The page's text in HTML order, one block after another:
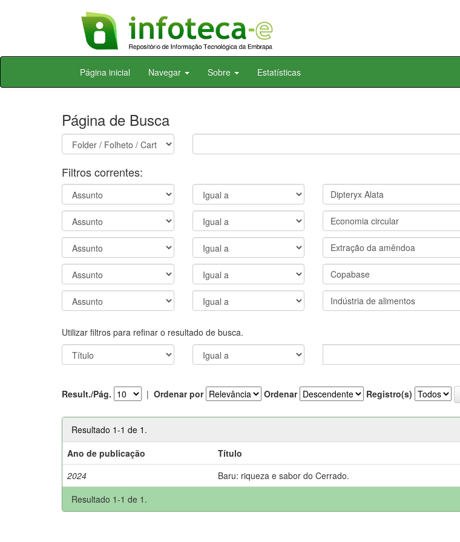
Skip
Página inicial Navegar Sobre Estatísticas
Página de Busca
Filtros correntes:
Utilizar filtros para refinar o resultado de busca.
Result./Pág. | Ordenar por Ordenar Registro(s)
Resultado 1-1 de 1.
Ano de publicação
Título
2024
Baru: riqueza e sabor do Cerrado.
Resultado 1-1 de 1.